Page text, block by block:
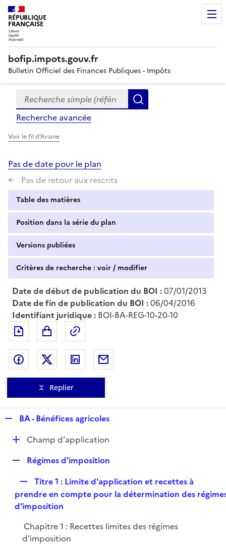
RÉPUBLIQUE
FRANÇAISE
bofip.impots.gouv.fr
Bulletin Officiel des Finances Publiques - Impôts
Formulaire
de
recherche
Recherche simple (références, mots clés, partie du
Recherche avancée
Voir le fil d'Ariane
Pas de date pour le plan
Pas de retour aux rescrits
Table des matières
Position dans la série du plan
Versions publiées
Critères de recherche : voir / modifier
Date de début de publication du BOI :07/01/2013
Date de fin de publication du BOI :06/04/2016
Identifiant juridique : BOI-BA-REG-10-20-10
Exporter le document au format pdf
Partager sur Facebook
Partager sur Twitter
Partager sur LinkedIn
Replier
p
r
BA - Bénéfices agricoles
D
e
r
Champ d'application
p
l
i
e
Régimes d'imposition
e
p
i
e
Titre 1 : Limite d'application et recettes à
prendre en compte pour la détermination des
d'imposition
Chapitre 1 : Recettes limites des régimes
d'imposition